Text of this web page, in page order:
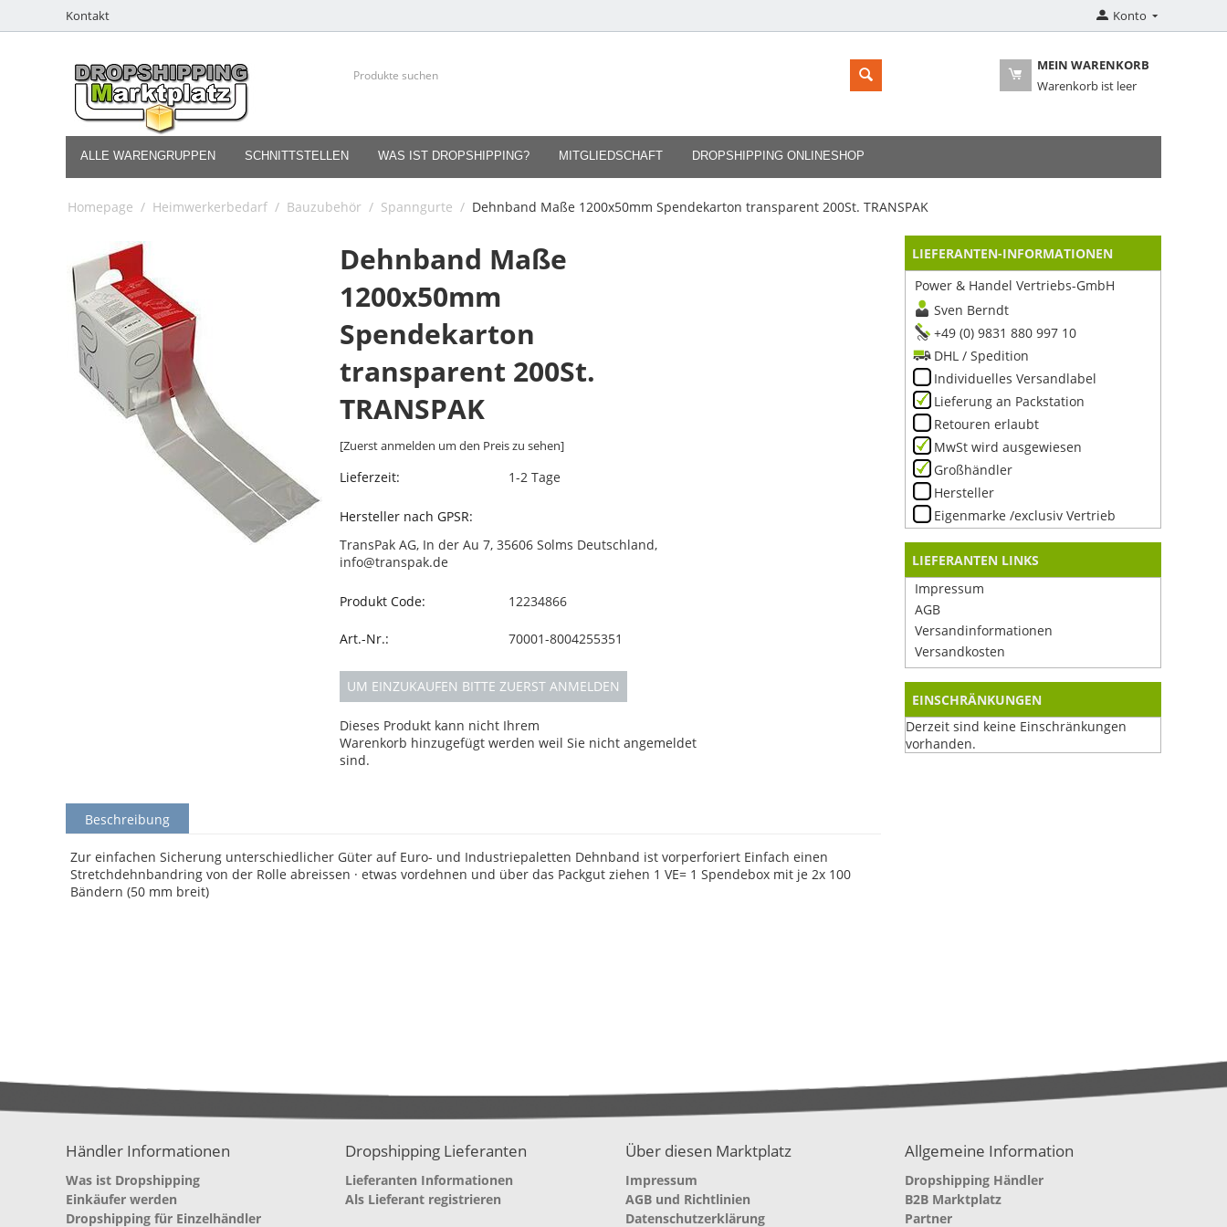
Kontakt Konto
MEIN WARENKORB
Warenkorb ist leer
ALLE WARENGRUPPEN SCHNITTSTELLEN WAS IST DROPSHIPPING? MITGLIEDSCHAFT DROPSHIPPING ONLINESHOP
Homepage / Heimwerkerbedarf / Bauzubehör / Spanngurte / Dehnband Maße 1200x50mm Spendekarton transparent 200St. TRANSPAK
Dehnband Maße
1200x50mm
Spendekarton
transparent 200St.
TRANSPAK
[Zuerst anmelden um den Preis zu sehen]
Lieferzeit: 1-2 Tage
Hersteller nach GPSR:
TransPak AG, In der Au 7, 35606 Solms Deutschland,
info@transpak.de
Produkt Code: 12234866
Art.-Nr.: 70001-8004255351
UM EINZUKAUFEN BITTE ZUERST ANMELDEN
Dieses Produkt kann nicht Ihrem
Warenkorb hinzugefügt werden weil Sie nicht angemeldet
sind.
Beschreibung
Zur einfachen Sicherung unterschiedlicher Güter auf Euro- und Industriepaletten Dehnband ist vorperforiert Einfach einen
Stretchdehnbandring von der Rolle abreissen · etwas vordehnen und über das Packgut ziehen 1 VE= 1 Spendebox mit je 2x 100
Bändern (50 mm breit)
LIEFERANTEN-INFORMATIONEN
Power & Handel Vertriebs-GmbH
Sven Berndt
+49 (0) 9831 880 997 10
DHL / Spedition
Individuelles Versandlabel
Lieferung an Packstation
Retouren erlaubt
MwSt wird ausgewiesen
Großhändler
Hersteller
Eigenmarke /exclusiv Vertrieb
LIEFERANTEN LINKS
Impressum
AGB
Versandinformationen
Versandkosten
EINSCHRÄNKUNGEN
Derzeit sind keine Einschränkungen
vorhanden.
Händler Informationen
Was ist Dropshipping
Einkäufer werden
Dropshipping für Einzelhändler
Dropshipping Lieferanten
Lieferanten Informationen
Als Lieferant registrieren
Über diesen Marktplatz
Impressum
AGB und Richtlinien
Datenschutzerklärung
Allgemeine Information
Dropshipping Händler
B2B Marktplatz
Partner